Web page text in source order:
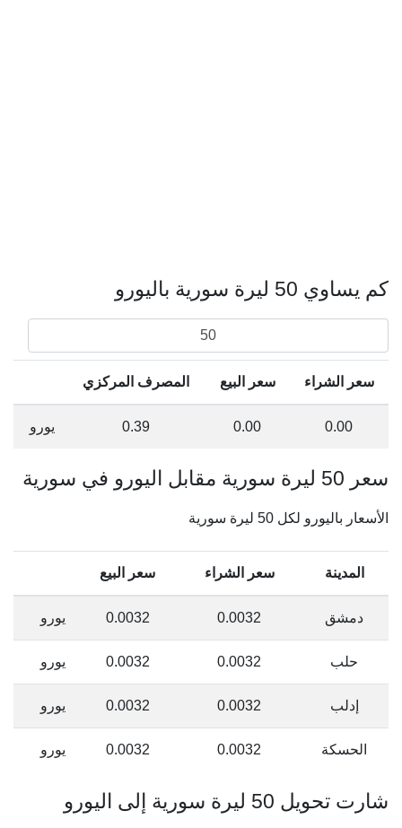
كم يساوي 50 ليرة سورية باليورو
سعر الشراء سعر البيع المصرف المركزي
0.00
0.00
0.39 يورو
سعر 50 ليرة سورية مقابل اليورو في سورية
الأسعار باليورو لكل 50 ليرة سورية
المدينة سعر الشراء سعر البيع
دمشق 0.0032
0.0032 يورو
حلب 0.0032
0.0032 يورو
إدلب 0.0032
0.0032 يورو
الحسكة 0.0032
0.0032 يورو
شارت تحويل 50 ليرة سورية إلى اليورو